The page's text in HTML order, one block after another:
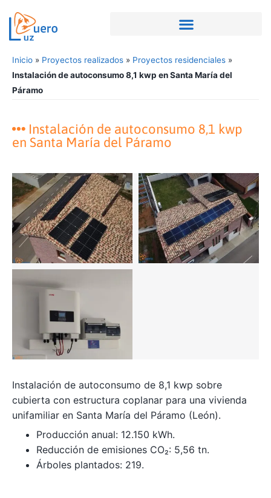
Inicio » Proyectos realizados » Proyectos residenciales »
Instalación de autoconsumo 8,1 kwp en Santa María del
Páramo
Instalación de autoconsumo 8,1 kwp
en Santa María del Páramo
Instalación de autoconsumo de 8,1 kwp sobre
cubierta con estructura coplanar para una vivienda
unifamiliar en Santa María del Páramo (León).
Producción anual: 12.150 kWh.
Reducción de emisiones CO₂: 5,56 tn.
Árboles plantados: 219.